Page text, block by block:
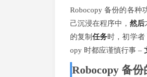
Robocopy 备份的各种
己沉浸在程序中， 然后
的复制 任务时，初学
opy 时都应谨慎行事 –
Robocopy 备